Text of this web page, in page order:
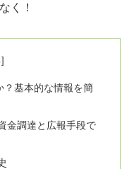
く！
？基本的な情報を簡
金調達と広報手段で